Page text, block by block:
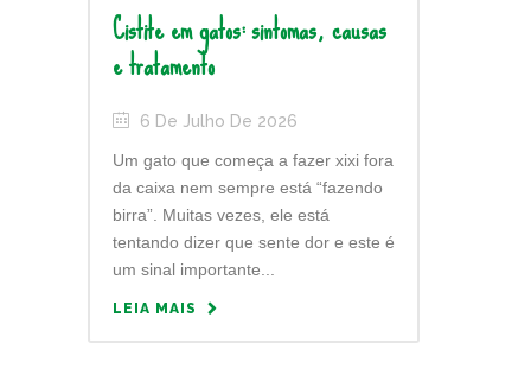
Cistite em gatos: sintomas, causas
e tratamento
6 De Julho De 2026
Um gato que começa a fazer xixi fora
da caixa nem sempre está “fazendo
birra”. Muitas vezes, ele está
tentando dizer que sente dor e este é
um sinal importante...
LEIA MAIS